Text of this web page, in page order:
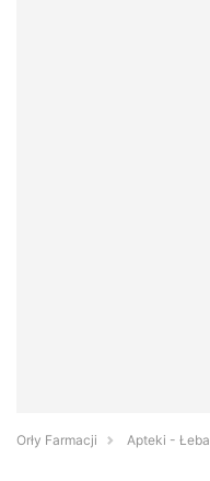
Orły Farmacji Apteki - Łeba